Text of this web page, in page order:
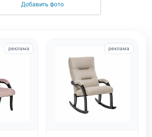
Добавить фото
реклама реклама